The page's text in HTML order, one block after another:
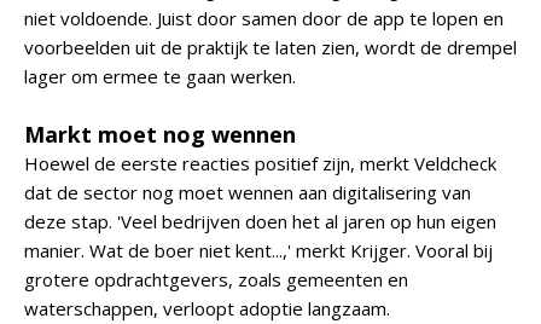
niet voldoende. Juist door samen door de app te lopen en
voorbeelden uit de praktijk te laten zien, wordt de drempel
lager om ermee te gaan werken.
Markt moet nog wennen
Hoewel de eerste reacties positief zijn, merkt Veldcheck
dat de sector nog moet wennen aan digitalisering van
deze stap. 'Veel bedrijven doen het al jaren op hun eigen
manier. Wat de boer niet kent...,' merkt Krijger. Vooral bij
grotere opdrachtgevers, zoals gemeenten en
waterschappen, verloopt adoptie langzaam.